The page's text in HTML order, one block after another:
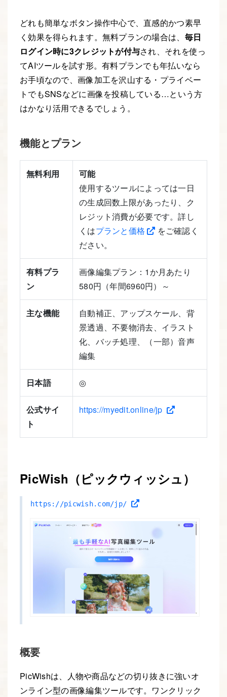
どれも簡単なボタン操作中心で、直感的かつ素早
く効果を得られます。無料プランの場合は、 毎日
ログイン時に3クレジットが付与され、それを使っ
てAIツールを試す形。有料プランでも年払いなら
お手頃なので、画像加工を沢山する・プライベー
トでもSNSなどに画像を投稿している…という方
はかなり活用できるでしょう。
機能とプラン
無料利用
可能
使用するツールによっては一日
の生成回数上限があったり、ク
レジット消費が必要です。詳し
くはプランと価格
をご確認く
ださい。
有料プラ
ン
画像編集プラン：1か月あたり
580円（年間6960円）～
主な機能
自動補正、アップスケール、背
景透過、不要物消去、イラスト
化、バッチ処理、（一部）音声
編集
日本語 ◎
公式サイ
ト
https://myedit.online/jp
PicWish（ピックウィッシュ）
https://picwish.com/jp/
概要
PicWishは、人物や商品などの切り抜きに強いオ
ンライン型の画像編集ツールです。ワンクリック